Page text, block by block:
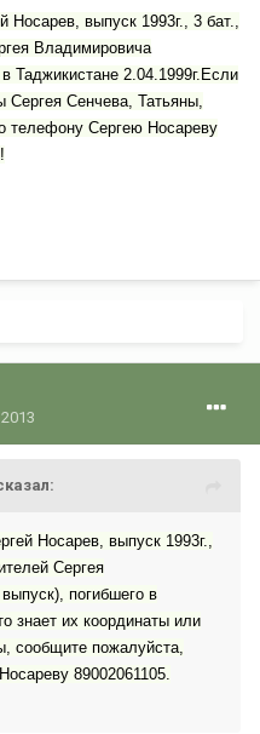
выпуск 1993г., 3 бат.,
Владимировича
Таджикистане 2.04.1999г.Если
Сергея Сенчева, Татьяны,
телефону Сергею Носареву
Носарев, выпуск 1993г.,
Сергея
погибшего в
знает их координаты или
сообщите пожалуйста,
89002061105.